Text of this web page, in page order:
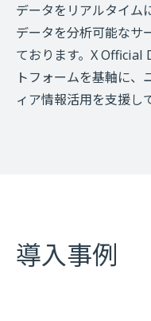
データをリアルタイム
データを分析可能なサ
ております。X Official
トフォームを基軸に
ィア情報活用を支援し
導入事例